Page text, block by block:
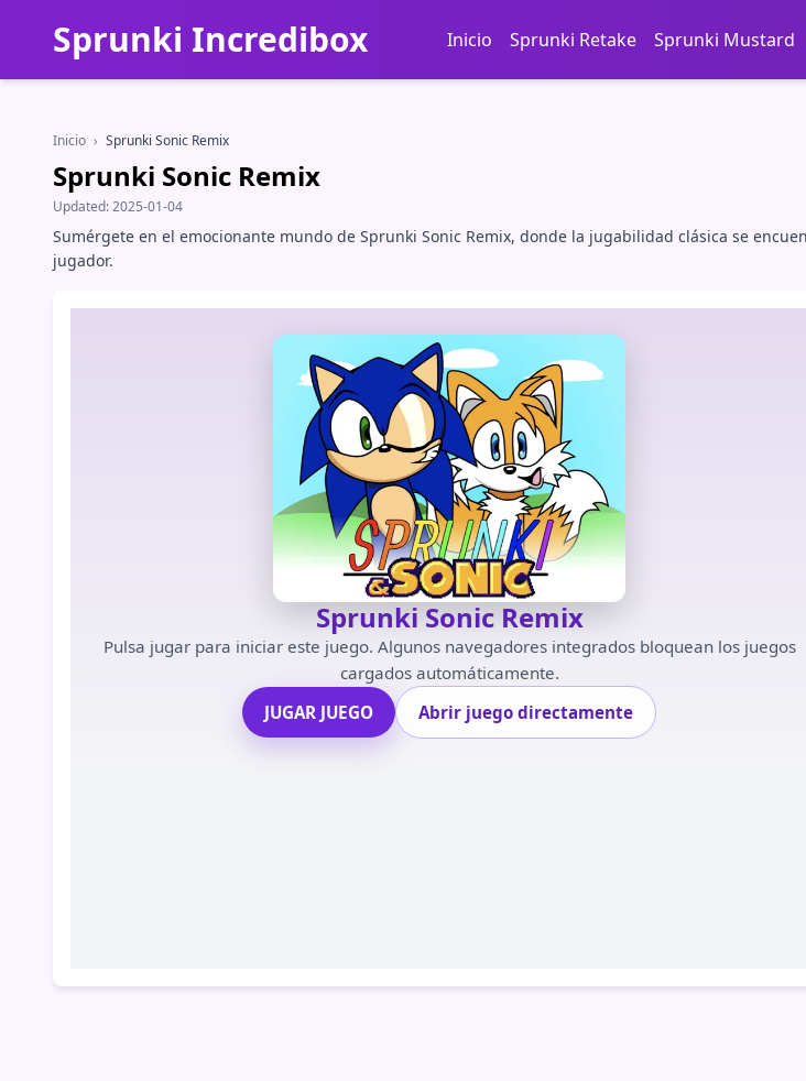
Sprunki Incredibox Inicio Sprunki Retake Sprunki Mustard
Inicio › Sprunki Sonic Remix
Sprunki Sonic Remix
Updated:2025-01-04
Sumérgete en el emocionante mundo de Sprunki Sonic Remix, donde la jugabilidad clásica se
jugador.
Sprunki Sonic Remix
Pulsa jugar para iniciar este juego. Algunos navegadores integrados bloquean los juegos
cargados automáticamente.
JUGAR JUEGO
Abrir juego directamente